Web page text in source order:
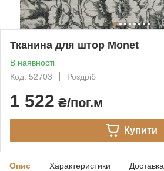
Тканина для штор Monet
В наявності
Код: 52703
Роздріб
1 522 ₴/пог.м
Купити
Опис Характеристики Доставка